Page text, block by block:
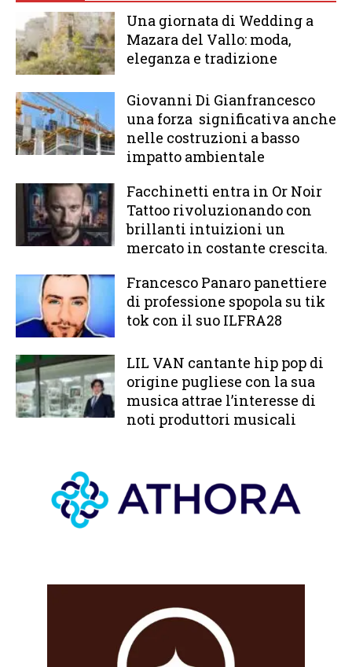
Una giornata di Wedding a
Mazara del Vallo: moda,
eleganza e tradizione
Giovanni Di Gianfrancesco
una forza significativa anche
nelle costruzioni a basso
impatto ambientale
Facchinetti entra in Or Noir
Tattoo rivoluzionando con
brillanti intuizioni un
mercato in costante crescita.
Francesco Panaro panettiere
di professione spopola su tik
tok con il suo ILFRA28
LIL VAN cantante hip pop di
origine pugliese con la sua
musica attrae l’interesse di
noti produttori musicali